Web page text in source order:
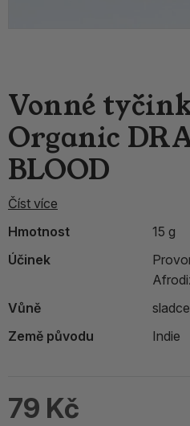
Vonné
Organic
BLOOD
Číst více
Hmotnost
15 g
Účinek
Vůně
Země původu
Indie
79 Kč